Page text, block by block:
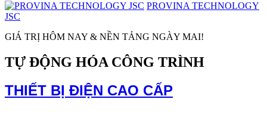
PROVINA TECHNOLOGY
JSC
GIÁ TRỊ HÔM NAY & NỀN TẢNG NGÀY MAI!
TỰ ĐỘNG HÓA CÔNG TRÌNH
THIẾT BỊ ĐIỆN CAO CẤP